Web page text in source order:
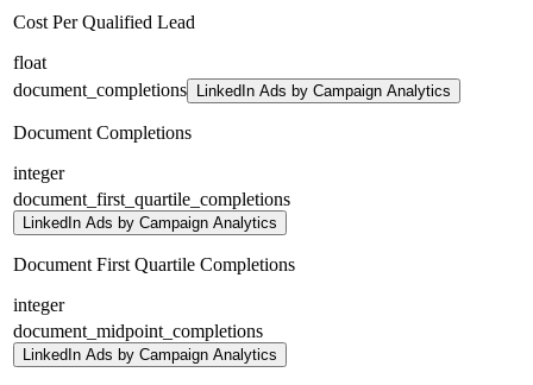
Cost Per Qualified Lead
float
document_completions
LinkedIn Ads by Campaign Analytics
Document Completions
integer
document_first_quartile_completions
LinkedIn Ads by Campaign Analytics
Document First Quartile Completions
integer
document_midpoint_completions
LinkedIn Ads by Campaign Analytics